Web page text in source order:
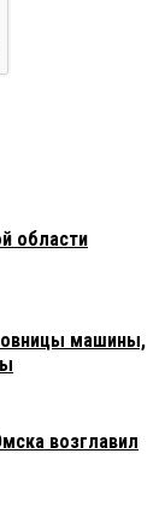
области
машины,
возглавил